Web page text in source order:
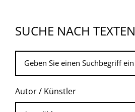
SUCHE NACH TEXTEN
Autor / Künstler